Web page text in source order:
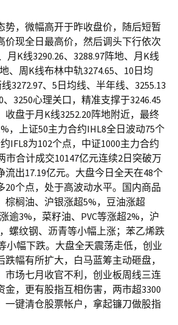
势，微幅高开于昨收盘价，随后短暂
价现全日最高价，然后调头下行依次
月K线3290.26、3288.97阵地、月K线
、周K线布林中轨3274.65、10日均
3272.97、5日均线、半年线、3255.13
、3250心理关口，精准支撑于3246.45
收盘于月K线3252.20阵地附近，最终
，上证50主力合约IHL8全日波动75个
IFL8为102个点，中证1000主力合约
市合计成交10147亿元连续2日突破万
流出17.19亿元。大盘今日全天在48个
20个点，处于高波动水平。国内商品
棕榈油、沪银涨超5%，豆油涨超
逾3%，菜籽油、PVC等涨超2%，沪
螺纹钢、沥青等小幅上涨；苯乙烯跌
小幅下跌。大盘全天震荡走低，创业
幅有所扩大，白马蓝筹主动砸盘，
市场七月收官不利，创业板周线三连
金，更有股指互相伤害，两市超3300
一键清仓股票帐户，拿起镰刀做股指